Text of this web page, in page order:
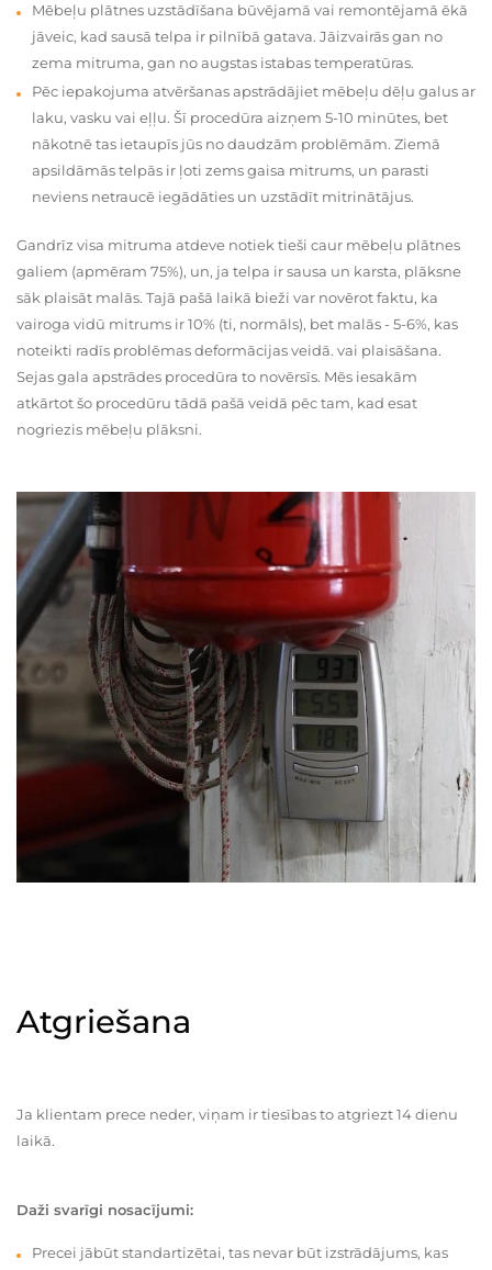
Mēbeļu plātnes uzstādīšana būvējamā vai remontējamā ēkā
jāveic, kad sausā telpa ir pilnībā gatava. Jāizvairās gan no
zema mitruma, gan no augstas istabas temperatūras.
Pēc iepakojuma atvēršanas apstrādājiet mēbeļu dēļu galus ar
laku, vasku vai eļļu. Šī procedūra aizņem 5-10 minūtes, bet
nākotnē tas ietaupīs jūs no daudzām problēmām. Ziemā
apsildāmās telpās ir ļoti zems gaisa mitrums, un parasti
neviens netraucē iegādāties un uzstādīt mitrinātājus.
Gandrīz visa mitruma atdeve notiek tieši caur mēbeļu plātnes
galiem (apmēram 75%), un, ja telpa ir sausa un karsta, plāksne
sāk plaisāt malās. Tajā pašā laikā bieži var novērot faktu, ka
vairoga vidū mitrums ir 10% (ti, normāls), bet malās - 5-6%, kas
noteikti radīs problēmas deformācijas veidā. vai plaisāšana.
Sejas gala apstrādes procedūra to novērsīs. Mēs iesakām
atkārtot šo procedūru tādā pašā veidā pēc tam, kad esat
nogriezis mēbeļu plāksni.
Atgriešana
Ja klientam prece neder, viņam ir tiesības to atgriezt 14 dienu
laikā.
Daži svarīgi nosacījumi:
Precei jābūt standartizētai, tas nevar būt izstrādājums, kas